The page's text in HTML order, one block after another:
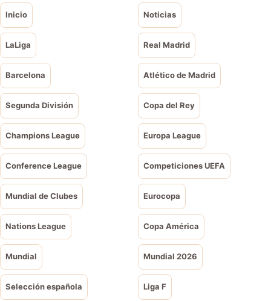
Inicio Noticias
LaLiga Real Madrid
Barcelona Atlético de Madrid
Segunda División Copa del Rey
Champions League Europa League
Conference League Competiciones UEFA
Mundial de Clubes Eurocopa
Nations League Copa América
Mundial Mundial 2026
Selección española Liga F